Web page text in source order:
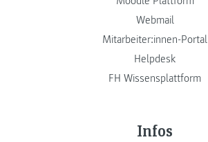
Webmail
Mitarbeiter:innen-Portal
Helpdesk
FH Wissensplattform
Infos